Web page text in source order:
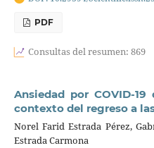
PDF
Consultas del resumen: 869
Ansiedad por COVID-
contexto del regreso a
Norel Farid Estrada Pérez,
Estrada Carmona